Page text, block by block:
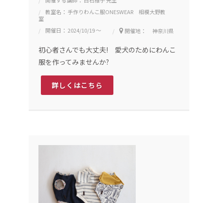
教室名： 手作りわんこ服ONESWEAR 相模大野教
室
開催日： 2024/10/19 ～
開催地： 神奈川県
初心者さんでも大丈夫! 愛犬のためにわんこ
服を作ってみませんか?
詳しくはこちら